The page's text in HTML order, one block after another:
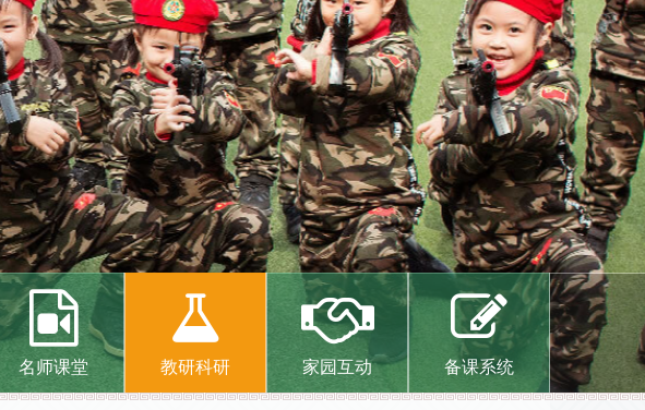
名师课堂 教研科研 家园互动 备课系统